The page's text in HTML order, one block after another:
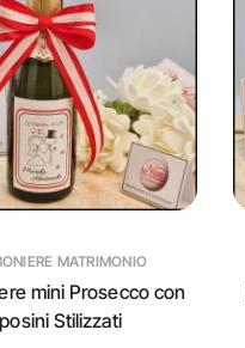
MATRIMONIO
mini Prosecco con
Stilizzati